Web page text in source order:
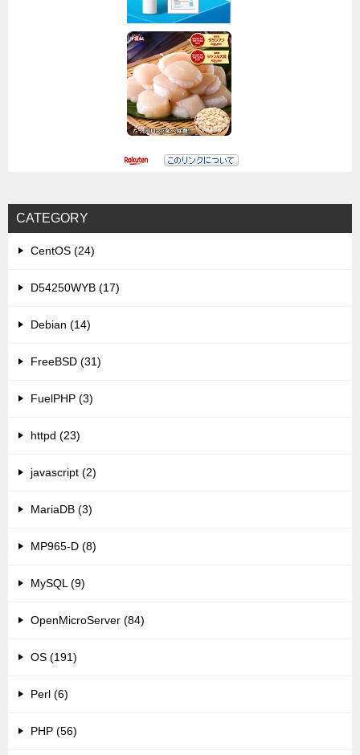
CATEGORY
CentOS (24)
D54250WYB (17)
Debian (14)
FreeBSD (31)
FuelPHP (3)
httpd (23)
javascript (2)
MariaDB (3)
MP965-D (8)
MySQL (9)
OpenMicroServer (84)
OS (191)
Perl (6)
PHP (56)